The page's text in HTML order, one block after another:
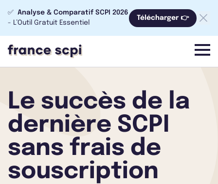
✅ Analyse & Comparatif SCPI 2026
- L’Outil Gratuit Essentiel
Télécharger 👉
menu
Le succès de la
dernière SCPI
sans frais de
souscription